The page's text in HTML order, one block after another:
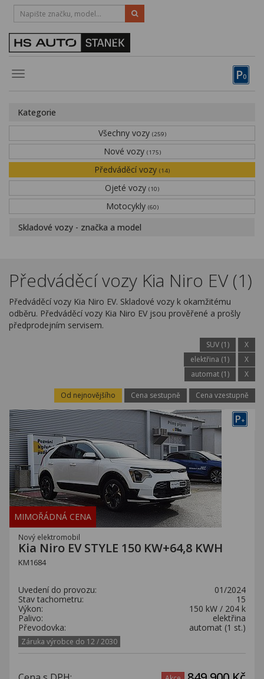
P0
Toggle
HOTLINE:
STRAKONICE-383 335 366
Obytné vozy
Financování
Novinky
Kariéra
Kontakty
Kategorie
Všechny vozy (259)
Nové vozy (175)
Předváděcí vozy (14)
Ojeté vozy (10)
Motocykly (60)
Skladové vozy - značka a model
Předváděcí vozy Kia Niro EV (1)
Předváděcí vozy Kia Niro EV. Skladové vozy k okamžitému
odběru. Předváděcí vozy Kia Niro EV jsou prověřené a prošly
předprodejním servisem.
SUV (1)
X
elektřina (1)
X
automat (1)
X
Od nejnovějšího Cena sestupně Cena vzestupně
P+
MIMOŘÁDNÁ CENA
Nový elektromobil
Kia Niro EV STYLE 150 KW+64,8 KWH
KM1684
Uvedení do provozu:
01/2024
Stav tachometru:
15
Výkon:
150 kW / 204 k
Palivo:
elektřina
Převodovka:
automat (1 st.)
Záruka výrobce do 12 / 2030